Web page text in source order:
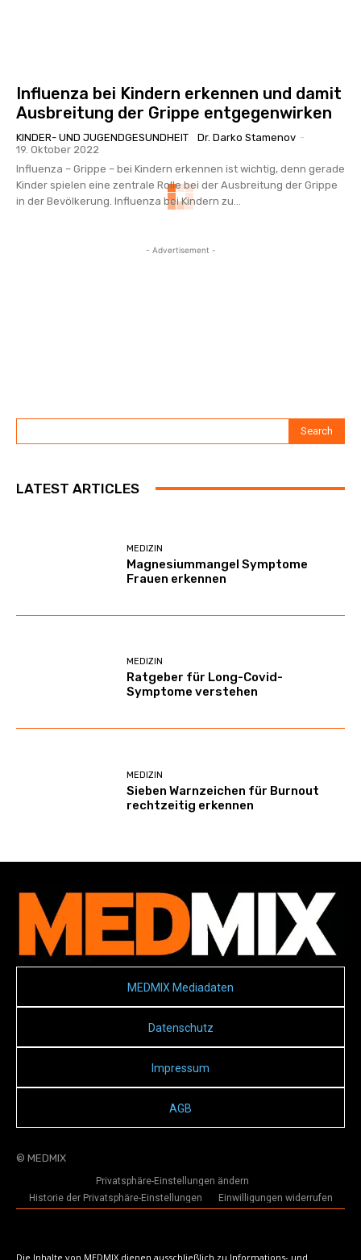
Influenza bei Kindern erkennen und damit
Ausbreitung der Grippe entgegenwirken
KINDER- UND JUGENDGESUNDHEIT Dr. Darko Stamenov -
19. Oktober 2022
Influenza – Grippe – bei Kindern erkennen ist wichtig, denn gerade
Kinder spielen eine zentrale Rolle bei der Ausbreitung der Grippe
in der Bevölkerung. Influenza bei Kindern zu...
- Advertisement -
Search
LATEST ARTICLES
MEDIZIN
Magnesiummangel Symptome
Frauen erkennen
MEDIZIN
Ratgeber für Long-Covid-
Symptome verstehen
MEDIZIN
Sieben Warnzeichen für Burnout
rechtzeitig erkennen
MEDMIX Mediadaten
Datenschutz
Impressum
AGB
© MEDMIX
Privatsphäre-Einstellungen ändern
Historie der Privatsphäre-Einstellungen
Einwilligungen widerrufen
Die Inhalte von MEDMIX dienen ausschließlich zu Informations- und